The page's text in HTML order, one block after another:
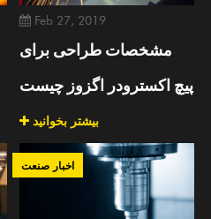
Feb 27, 2019
مشخصات طراحی برای
پیچ اکسترودر اگزوز چیست
بیشتر بخوانید
اخبار صنعت